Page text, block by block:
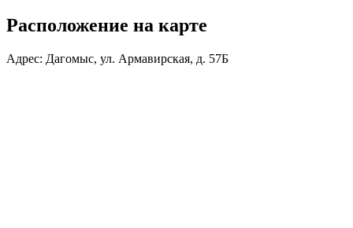
Расположение на карте
Адрес: Дагомыс, ул. Армавирская, д. 57Б